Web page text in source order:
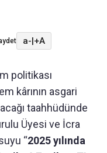
a-|+A
politikası
kârının asgari
taahhüdünde
Üyesi ve İcra
“2025 yılında